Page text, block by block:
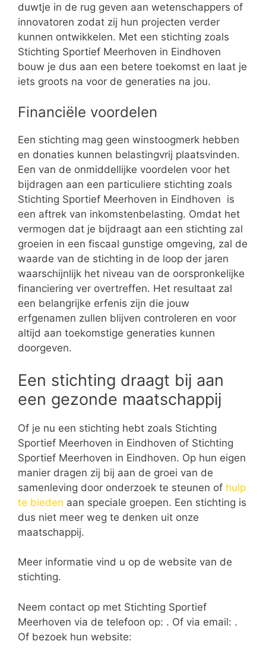
duwtje in de rug geven aan wetenschappers of
innovatoren zodat zij hun projecten verder
kunnen ontwikkelen. Met een stichting zoals
Stichting Sportief Meerhoven in Eindhoven
bouw je dus aan een betere toekomst en laat je
iets groots na voor de generaties na jou.
Financiële voordelen
Een stichting mag geen winstoogmerk hebben
en donaties kunnen belastingvrij plaatsvinden.
Een van de onmiddellijke voordelen voor het
bijdragen aan een particuliere stichting zoals
Stichting Sportief Meerhoven in Eindhoven is
een aftrek van inkomstenbelasting. Omdat het
vermogen dat je bijdraagt aan een stichting zal
groeien in een fiscaal gunstige omgeving, zal de
waarde van de stichting in de loop der jaren
waarschijnlijk het niveau van de oorspronkelijke
financiering ver overtreffen. Het resultaat zal
een belangrijke erfenis zijn die jouw
erfgenamen zullen blijven controleren en voor
altijd aan toekomstige generaties kunnen
doorgeven.
Een stichting draagt bij aan
een gezonde maatschappij
Of je nu een stichting hebt zoals Stichting
Sportief Meerhoven in Eindhoven of Stichting
Sportief Meerhoven in Eindhoven. Op hun eigen
manier dragen zij bij aan de groei van de
samenleving door onderzoek te steunen of hulp
te bieden aan speciale groepen. Een stichting is
dus niet meer weg te denken uit onze
maatschappij.
Meer informatie vind u op de website van de
stichting.
Neem contact op met Stichting Sportief
Meerhoven via de telefoon op: . Of via email: .
Of bezoek hun website: